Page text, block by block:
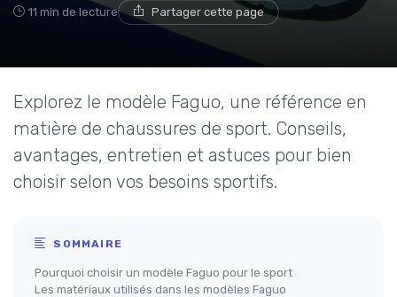
11 min de lecture Partager cette page
Explorez le modèle Faguo, une référence en
matière de chaussures de sport. Conseils,
avantages, entretien et astuces pour bien
choisir selon vos besoins sportifs.
SOMMAIRE
Pourquoi choisir un modèle Faguo pour le sport
Les matériaux utilisés dans les modèles Faguo